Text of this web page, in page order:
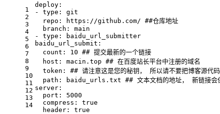
1
2
3
4
5
6
7
8
9
10
11
12
13
14
deploy:
- type: git
  repo: https://github.com/ ##仓库地址
  branch: main
- type: baidu_url_submitter
baidu_url_submit:
  count: 10 ## 提交最新的一个链接
  host: macin.top ## 在百度站长平台中注册的域名
token: ## 请注意这是您的秘钥， 所以请不要把博客源代
path: baidu_urls.txt ## 文本文档的地址， 新链接会
server:
  port: 5000
  compress: true
  header: true